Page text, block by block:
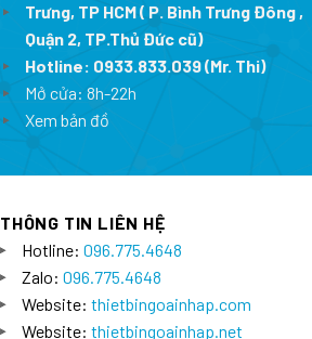
Trưng, TP HCM ( P. Bình Trưng Đông ,
Quận 2, TP.Thủ Đức cũ)
Hotline: 0933.833.039(Mr. Thi)
Mở cửa: 8h-22h
Xem bản đồ
THÔNG TIN LIÊN HỆ
Hotline: 096.775.4648
Zalo: 096.775.4648
Website: thietbingoainhap.com
Website: thietbingoainhap.net